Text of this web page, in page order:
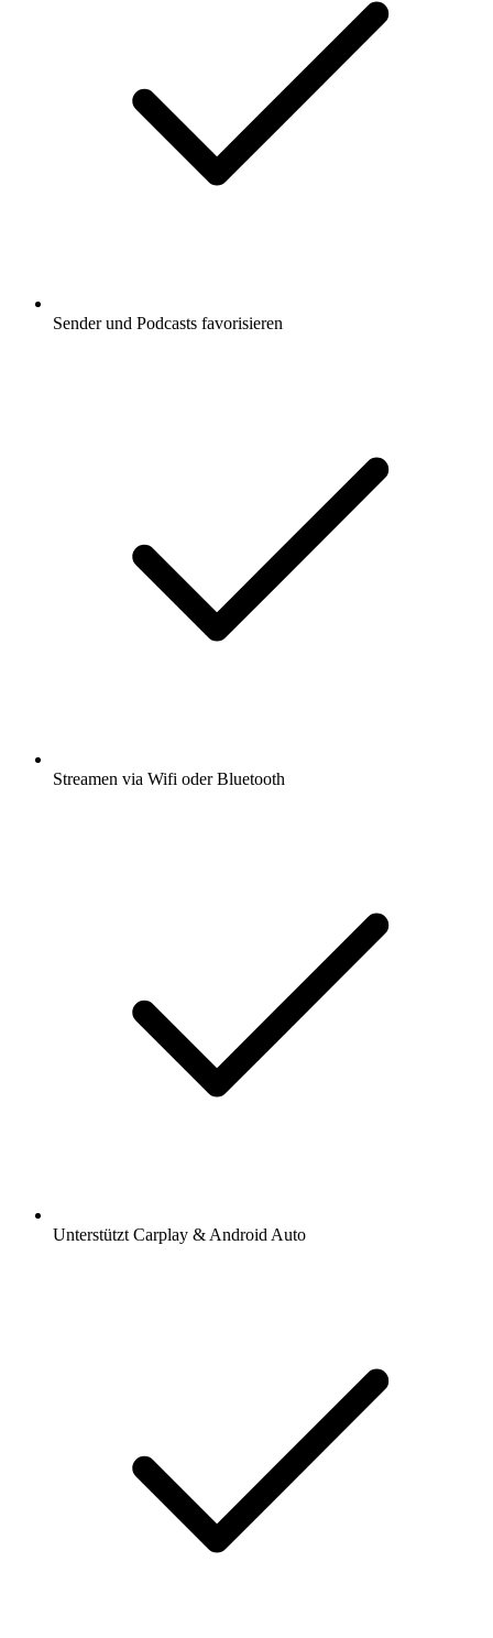
Sender und Podcasts favorisieren
Streamen via Wifi oder Bluetooth
Unterstützt Carplay & Android Auto